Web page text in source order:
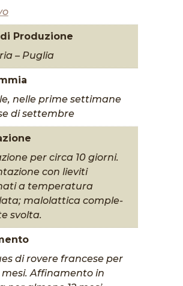
Produzione
– Puglia
nelle prime settimane
di settembre
per circa 10 giorni.
con lieviti
a temperatura
malolattica comple-
svolta.
di rovere francese per
mesi. Affinamento in